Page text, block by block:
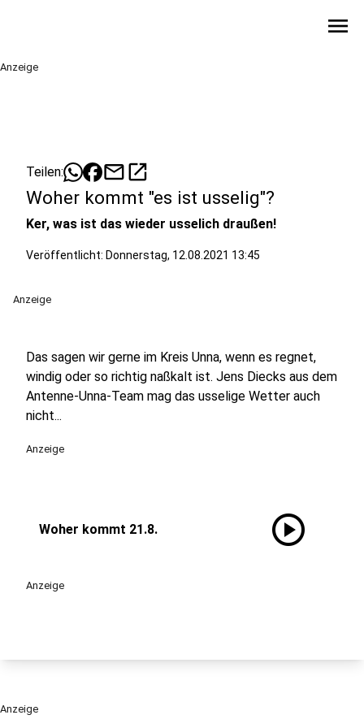
menu
Anzeige
Teilen: mailopen_in_new
Woher kommt "es ist usselig"?
Ker, was ist das wieder usselich draußen!
Veröffentlicht: Donnerstag, 12.08.2021 13:45
Anzeige
Das sagen wir gerne im Kreis Unna, wenn es regnet,
windig oder so richtig naßkalt ist. Jens Diecks aus dem
Antenne-Unna-Team mag das usselige Wetter auch
nicht...
Anzeige
Woher kommt 21.8. play_circle
Anzeige
Anzeige